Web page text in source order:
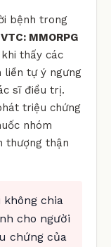
bệnh trong
MMORPG
thấy các
liền tự ý ngưng
sĩ điều trị.
triệu chứng
nhóm
thượng thận
không chia
cho người
chứng của